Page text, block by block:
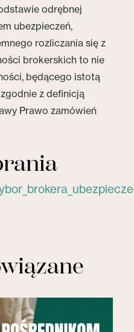
odrębnej
ubezpieczeń,
rozliczania się z
brokerskich to nie
będącego istotą
z definicją
Prawo zamówień